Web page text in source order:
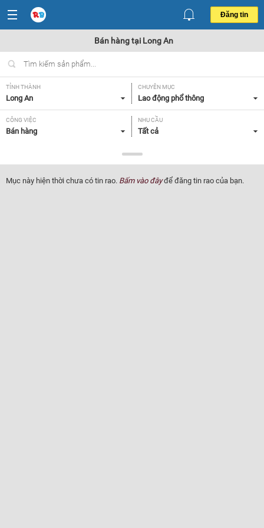
Đăng tin
Bán hàng tại Long An
TỈNH THÀNH
Long An
CHUYÊN MỤC
Lao động phổ thông
CÔNG VIỆC
Bán hàng
NHU CẦU
Tất cả
Tất cả
Mục này hiện thời chưa có tin rao. Bấm vào đâyđể đăng tin rao của bạn.